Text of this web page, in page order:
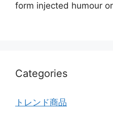
form injected humour
Categories
トレンド商品